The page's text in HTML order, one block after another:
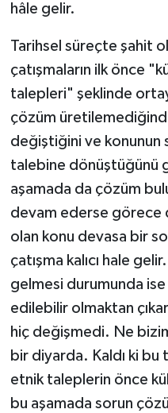
hâle gelir.
Tarihsel süreçte şahit
çatışmaların ilk önce
talepleri" şeklinde
çözüm
değiştiğini ve konunun
talebine dönüştüğünü
aşamada da çözüm
devam ederse görece
olan konu devasa bir
çatışma kalıcı hale
gelmesi durumunda
edilebilir olmaktan
hiç değişmedi. Ne
bir diyarda. Kaldı ki
etnik taleplerin önce
bu aşamada sorun